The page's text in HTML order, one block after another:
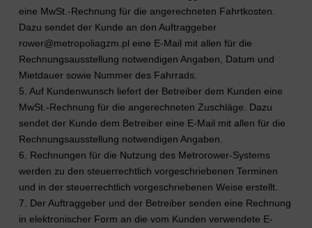
eine MwSt.-Rechnung für die angerechneten Fahrtkosten.
Dazu sendet der Kunde an den Auftraggeber
rower@metropoliagzm.pl eine E-Mail mit allen für die
Rechnungsausstellung notwendigen Angaben, Datum und
Mietdauer sowie Nummer des Fahrrads.
5. Auf Kundenwunsch liefert der Betreiber dem Kunden eine
MwSt.-Rechnung für die angerechneten Zuschläge. Dazu
sendet der Kunde dem Betreiber eine E-Mail mit allen für die
Rechnungsausstellung notwendigen Angaben.
6. Rechnungen für die Nutzung des Metrorower-Systems
werden zu den steuerrechtlich vorgeschriebenen Terminen
und in der steuerrechtlich vorgeschriebenen Weise erstellt.
7. Der Auftraggeber und der Betreiber senden eine Rechnung
in elektronischer Form an die vom Kunden verwendete E-